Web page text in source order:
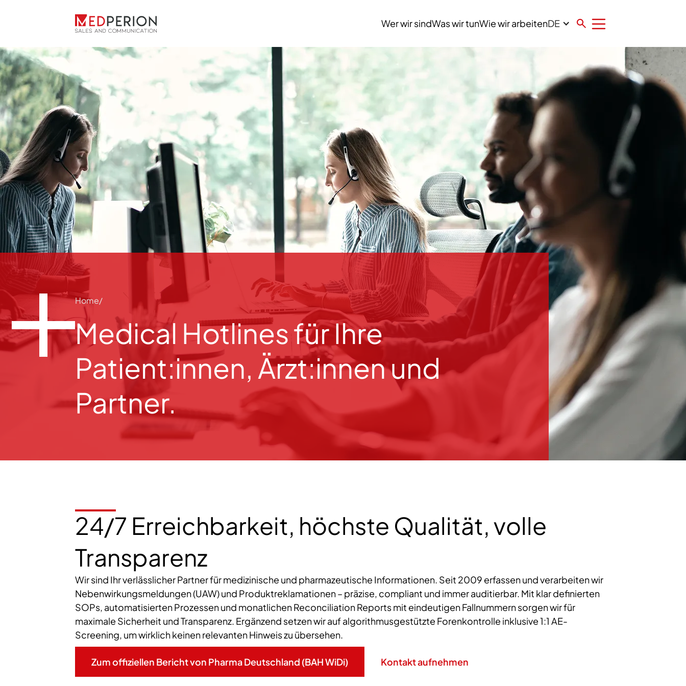
Wer wir sindWas wir tunWie wir arbeitenDE
Home
Medical Hotlines für Ihre
Patient:innen, Ärzt:innen und
Partner.
24/7 Erreichbarkeit, höchste Qualität, volle
Transparenz
Wir sind Ihr verlässlicher Partner für medizinische und pharmazeutische Informationen. Seit 2009 erfassen und verarbeiten wir
Nebenwirkungsmeldungen (UAW) und Produktreklamationen – präzise, compliant und immer auditierbar. Mit klar definierten
SOPs, automatisierten Prozessen und monatlichen Reconciliation Reports mit eindeutigen Fallnummern sorgen wir für
maximale Sicherheit und Transparenz. Ergänzend setzen wir auf algorithmusgestützte Forenkontrolle inklusive 1:1 AE-
Screening, um wirklich keinen relevanten Hinweis zu übersehen.
Zum offiziellen Bericht von Pharma Deutschland (BAH WiDi) Kontakt aufnehmen